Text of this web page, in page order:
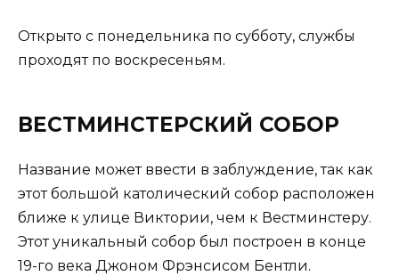
Открыто с понедельника по субботу, службы
проходят по воскресеньям.
ВЕСТМИНСТЕРСКИЙ СОБОР
Название может ввести в заблуждение, так как
этот большой католический собор расположен
ближе к улице Виктории, чем к Вестминстеру.
Этот уникальный собор был построен в конце
19-го века Джоном Фрэнсисом Бентли.